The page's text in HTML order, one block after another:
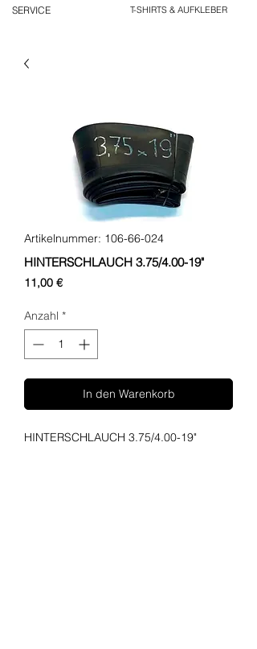
SERVICE T-SHIRTS & AUFKLEBER
Artikelnummer: 106-66-024
HINTERSCHLAUCH 3.75/4.00-19"
11,00 €Preis
Anzahl *
In den Warenkorb
HINTERSCHLAUCH 3.75/4.00-19"